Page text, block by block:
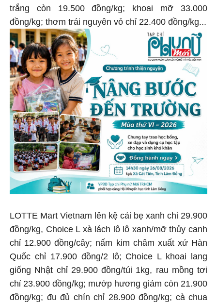
trắng còn 19.500 đồng/kg; khoai mỡ 33.000
đồng/kg; thơm trái nguyên vỏ chỉ 22.400 đồng/kg...
LOTTE Mart Vietnam lên kệ cải bẹ xanh chỉ 29.900
đồng/kg, Choice L xà lách lô lô xanh/mỡ thủy canh
chỉ 12.900 đồng/cây; nấm kim châm xuất xứ Hàn
Quốc chỉ 17.900 đồng/2 lô; Choice L khoai lang
giống Nhật chỉ 29.900 đồng/túi 1kg, rau mồng tơi
chỉ 23.900 đồng/kg; mướp hương giảm còn 21.900
đồng/kg; đu đủ chín chỉ 28.900 đồng/kg; cà chua